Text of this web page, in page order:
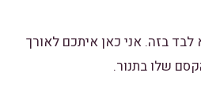
בזה. אני כאן איתכם לאורך
שלו בתנור.